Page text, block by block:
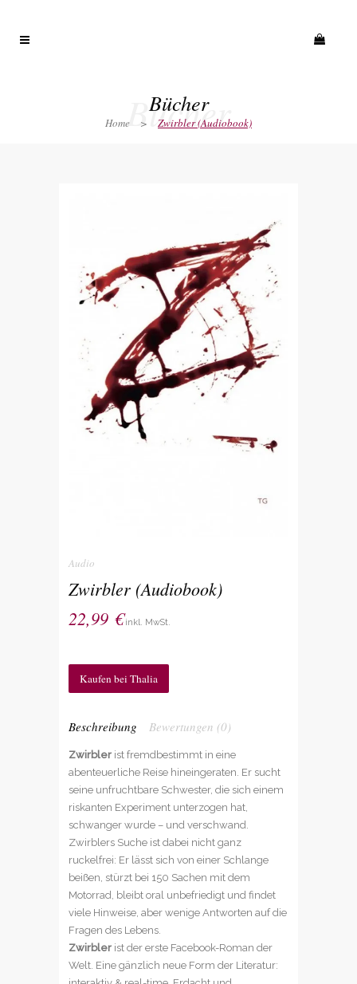
Bücher
Bücher
Home > Zwirbler (Audiobook)
Audio
Zwirbler (Audiobook)
22,99 € inkl. MwSt.
Kaufen bei Thalia
Beschreibung Bewertungen (0)
Zwirbler ist fremdbestimmt in eine
abenteuerliche Reise hineingeraten. Er sucht
seine unfruchtbare Schwester, die sich einem
riskanten Experiment unterzogen hat,
schwanger wurde – und verschwand.
Zwirblers Suche ist dabei nicht ganz
ruckelfrei: Er lässt sich von einer Schlange
beißen, stürzt bei 150 Sachen mit dem
Motorrad, bleibt oral unbefriedigt und findet
viele Hinweise, aber wenige Antworten auf die
Fragen des Lebens.
Zwirbler ist der erste Facebook-Roman der
Welt. Eine gänzlich neue Form der Literatur: